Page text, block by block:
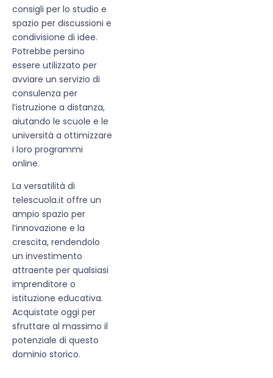
consigli per lo studio e
spazio per discussioni e
condivisione di idee.
Potrebbe persino
essere utilizzato per
avviare un servizio di
consulenza per
l’istruzione a distanza,
aiutando le scuole e le
università a ottimizzare
i loro programmi
online.
La versatilità di
telescuola.it offre un
ampio spazio per
l’innovazione e la
crescita, rendendolo
un investimento
attraente per qualsiasi
imprenditore o
istituzione educativa.
Acquistate oggi per
sfruttare al massimo il
potenziale di questo
dominio storico.